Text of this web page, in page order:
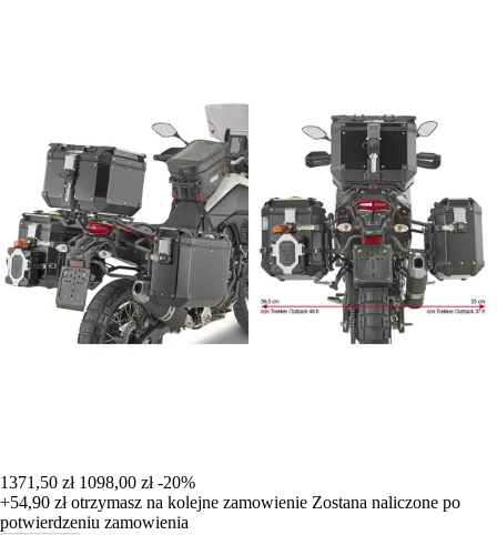
1371,50 zł 1098,00 zł -20%
+54,90 złotrzymasz na kolejne zamowienie Zostana naliczone po
potwierdzeniu zamowienia